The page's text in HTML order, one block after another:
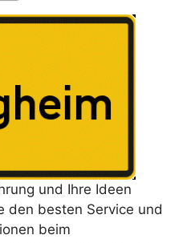
und Ihre Ideen
den besten Service und
beim